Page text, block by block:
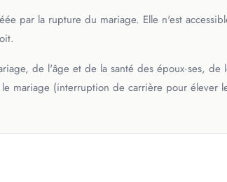
par la rupture du mariage. Elle n'est
de l'âge et de la santé des époux·ses, de
mariage (interruption de carrière pour élever